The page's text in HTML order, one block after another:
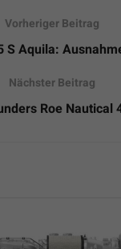
Vorheriger Beitrag
S Aquila:
Nächster Beitrag
Roe Nautical